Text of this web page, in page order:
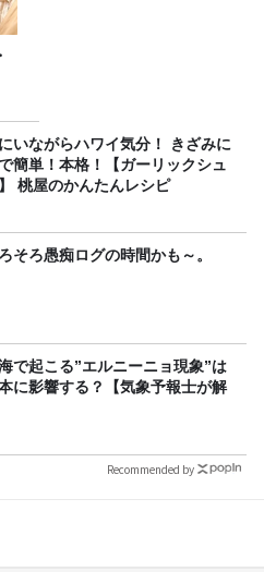
いながらハワイ気分！ きざみに
簡単！本格！【ガーリックシュ
桃屋のかんたんレシピ
そろ愚痴ログの時間かも～。
で起こる”エルニーニョ現象”は
に影響する？【気象予報士が解
Recommended by